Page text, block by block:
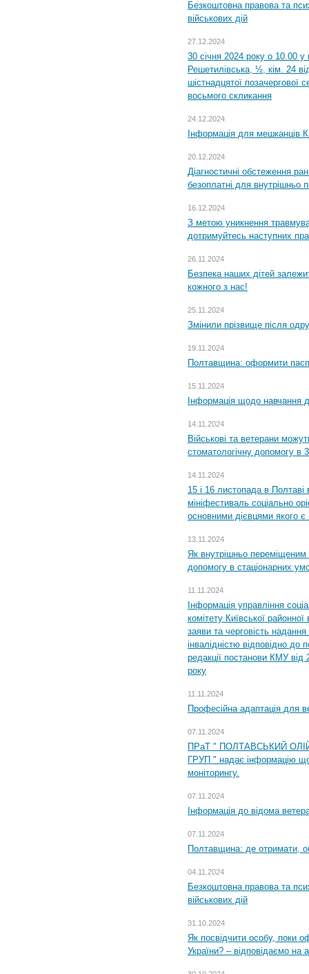
Безкоштовна правова та
військових дій
27.12.2024
30 січня 2024 року о 10.00 у
Решетилівська, ½, кім. 24
шістнадцятої позачергової
восьмого скликання
24.12.2024
Інформація для мешканців
20.12.2024
Діагностичні обстеження
безоплатні для внутрішньо
16.12.2024
З метою уникнення
дотримуйтесь наступних
26.11.2024
Безпека наших дітей
кожного з нас!
25.11.2024
Змінили прізвище після
19.11.2024
Полтавщина: оформити
15.11.2024
Інформація щодо навчання
14.11.2024
Військові та ветерани
стоматологічну допомогу в
14.11.2024
15 і 16 листопада в
мініфестиваль соціально
основними дієвцями якого є
13.11.2024
Як внутрішньо переміщеним
допомогу в стаціонарних
11.11.2024
Інформація управління
комітету Київської
заяви та черговість надання
інвалідністю відповідно
редакції постанови КМУ
року
11.11.2024
Професійна адаптація для
07.11.2024
ПРаТ " ПОЛТАВСЬКИЙ
ГРУП " надає інформацію
моніторингу.
07.11.2024
Інформація до відома
07.11.2024
Полтавщина: де отримати,
04.11.2024
Безкоштовна правова та
військових дій
31.10.2024
Як посвідчити особу, поки
України? – відповідаємо на